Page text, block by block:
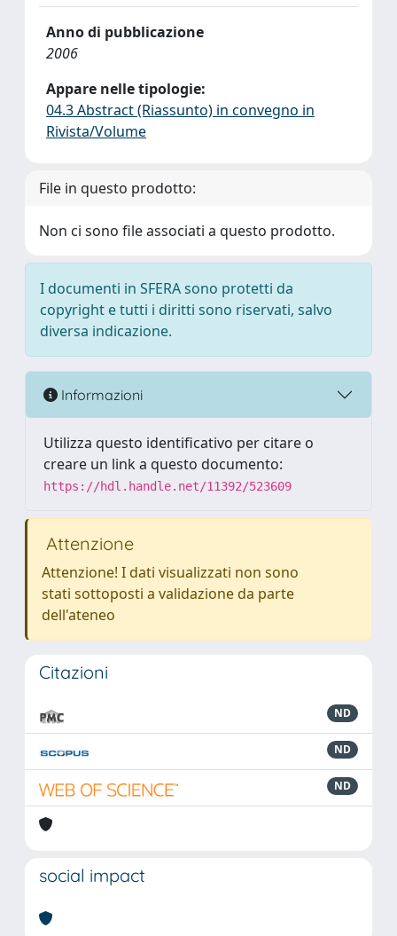
Anno di pubblicazione
2006
Appare nelle tipologie:
04.3 Abstract (Riassunto) in convegno in
Rivista/Volume
File in questo prodotto:
Non ci sono file associati a questo prodotto.
I documenti in SFERA sono protetti da
copyright e tutti i diritti sono riservati, salvo
diversa indicazione.
Informazioni
Utilizza questo identificativo per citare o
creare un link a questo documento:
https://hdl.handle.net/11392/523609
Attenzione
Attenzione! I dati visualizzati non sono
stati sottoposti a validazione da parte
dell'ateneo
Citazioni
ND
ND
ND
social impact